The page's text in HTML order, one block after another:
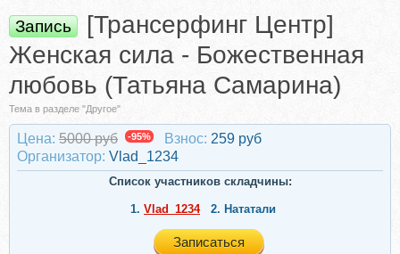
Запись
[Трансерфинг Центр]
Женская сила - Божественная
любовь (Татьяна Самарина)
Тема в разделе "Другое"
Цена: 5000 руб -95% Взнос: 259 руб
Организатор: Vlad_1234
Список участников складчины:
1. Vlad_1234 2. Нататали
Записаться